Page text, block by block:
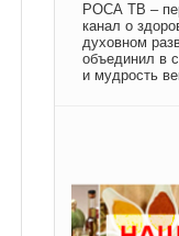
РОСА ТВ –
канал о
духовном
объединил в
и мудрость